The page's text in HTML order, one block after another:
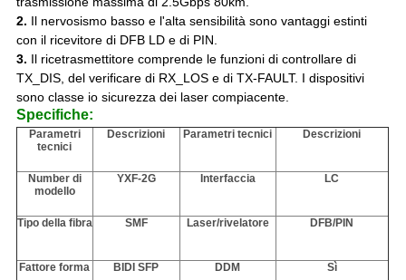
2. Il nervosismo basso e l'alta sensibilità sono vantaggi estinti
con il ricevitore di DFB LD e di PIN.
3. Il ricetrasmettitorecomprende le funzioni di controllare di
TX_DIS, del verificare di RX_LOS e di TX-FAULT. I dispositivi
sono classe io sicurezza dei laser compiacente.
Specifiche:
Parametri
tecnici
Descrizioni Parametri tecnici Descrizioni
Number di
modello
YXF-2G Interfaccia LC
Tipo della fibra SMF Laser/rivelatore DFB/PIN
Fattore forma BIDI SFP DDM Sì